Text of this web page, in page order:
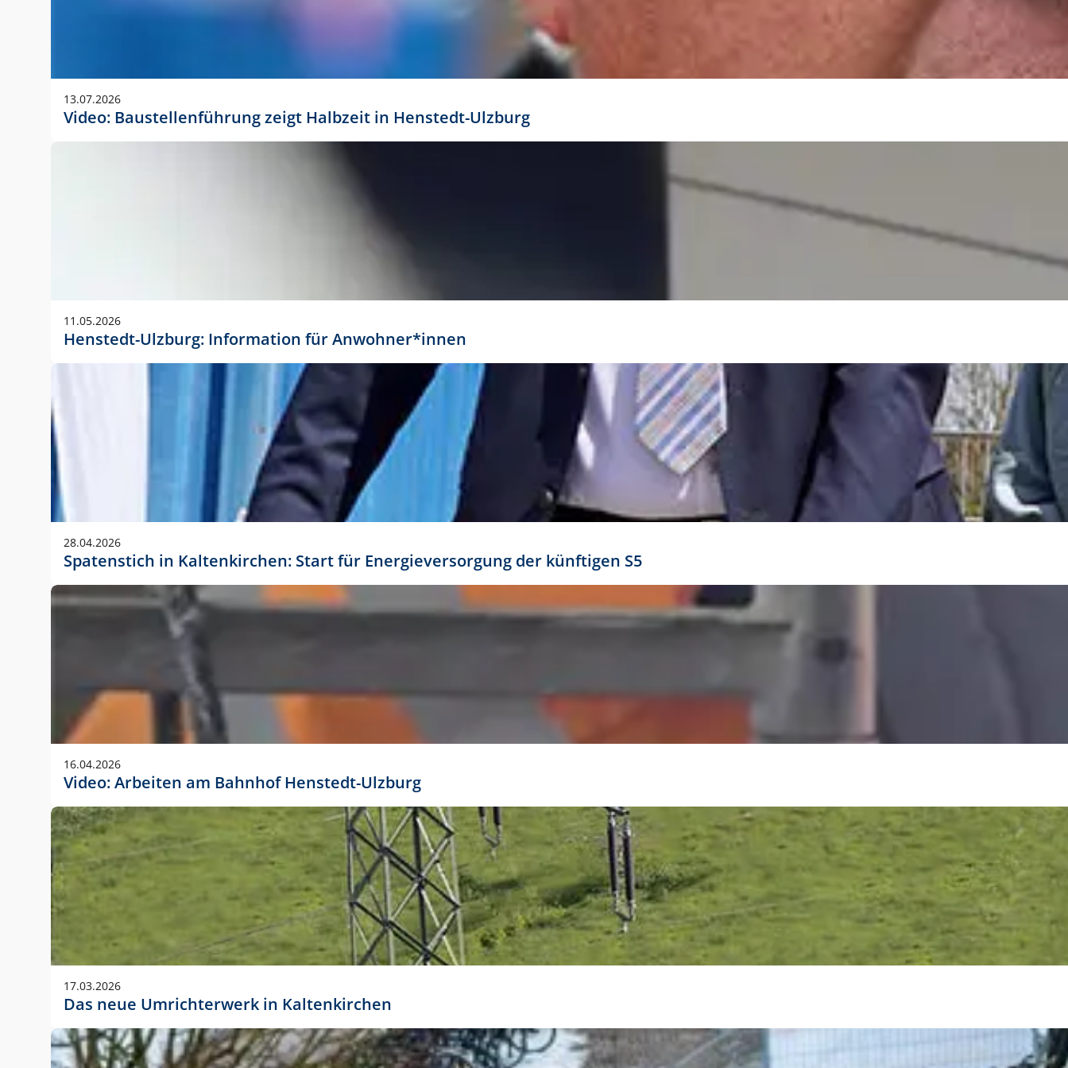
Anwendungsgröße im Layout:
Die Logohöhe beträgt 4 – 10 % der jeweiligen Formathöhe. Daraus ergeben sich für gängige Formate
folgende fest definierte Anwendungsgrößen im Layout:
DIN A3 – 15 mm hoch (5 %)
DIN A1 – 39 mm hoch (5 %)
DIN lang – 10 mm hoch (5 %)
1080 x 1080 px – 78 px hoch (7 %)
In Ausnahmefällen darf das Logo jedoch auch größer oder kleiner gesetzt werden. Dazu bedarf es jedoch
stets der vorherigen Absprache mit der Marketingabteilung.
13.07.2026
Video: Baustellenführung zeigt Halbzeit in Henstedt-Ulzburg
11.05.2026
Henstedt-Ulzburg: Information für Anwohner*innen
28.04.2026
Spatenstich in Kaltenkirchen: Start für Energieversorgung der künftigen S5
16.04.2026
Video: Arbeiten am Bahnhof Henstedt-Ulzburg
17.03.2026
Das neue Umrichterwerk in Kaltenkirchen